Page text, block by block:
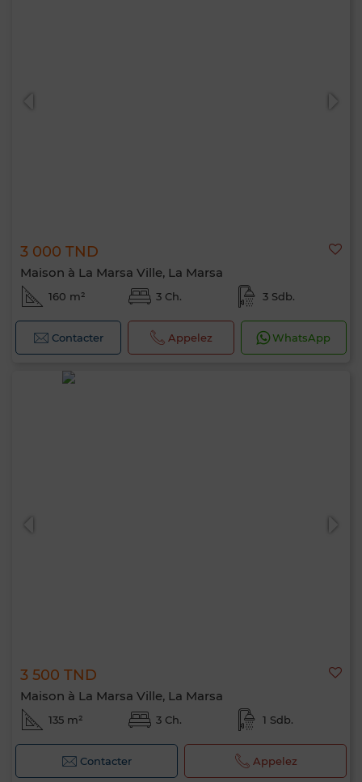
3 000 TND
Maison à La Marsa Ville, La Marsa
160 m² 3 Ch. 3 Sdb.
Contacter Appelez WhatsApp
3 500 TND
Maison à La Marsa Ville, La Marsa
135 m² 3 Ch. 1 Sdb.
Contacter Appelez